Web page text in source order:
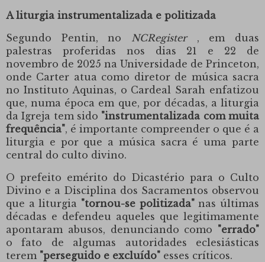
A liturgia instrumentalizada e politizada
Segundo Pentin, no NCRegister, em duas
palestras proferidas nos dias 21 e 22 de
novembro de 2025 na Universidade de Princeton,
onde Carter atua como diretor de música sacra
no Instituto Aquinas, o Cardeal Sarah enfatizou
que, numa época em que, por décadas, a liturgia
da Igreja tem sido "instrumentalizada com muita
frequência", é importante compreender o que é a
liturgia e por que a música sacra é uma parte
central do culto divino.
O prefeito emérito do Dicastério para o Culto
Divino e a Disciplina dos Sacramentos observou
que a liturgia "tornou-se politizada"nas últimas
décadas e defendeu aqueles que legitimamente
apontaram abusos, denunciando como "errado"
o fato de algumas autoridades eclesiásticas
terem "perseguido e excluído" esses críticos.